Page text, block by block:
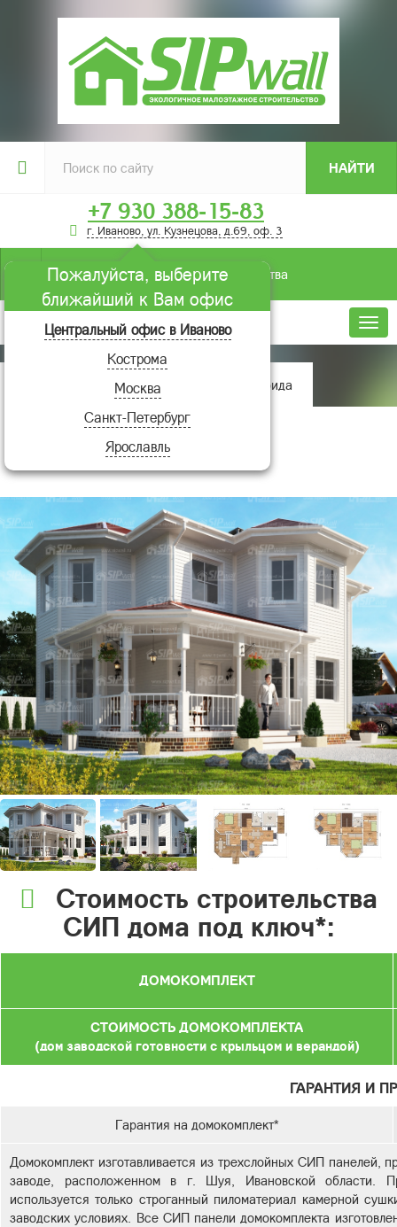
НАЙТИ
+7 930 388-15-83
г. Иваново, ул. Кузнецова, д.69, оф. 3
Пожалуйста, выберите
ближайший к Вам офис
Центральный офис в Иваново
Кострома
Москва
Санкт-Петербург
Ярославль
Условия строительства
Меню
Проекты домов Флорида
Флорида
Стоимость строительства
СИП дома под ключ*:
ДОМОКОМПЛЕКТ
СТОИМОСТЬ ДОМОКОМПЛЕКТА
(дом заводской готовности с крыльцом и верандой)
ГАРАНТИЯ И
Гарантия на домокомплект*
Домокомплект изготавливается из трехслойных СИП
заводе, расположенном в г. Шуя, Ивановской области.
используется только строганный пиломатериал камерной
заводских условиях. Все СИП панели домокомплекта